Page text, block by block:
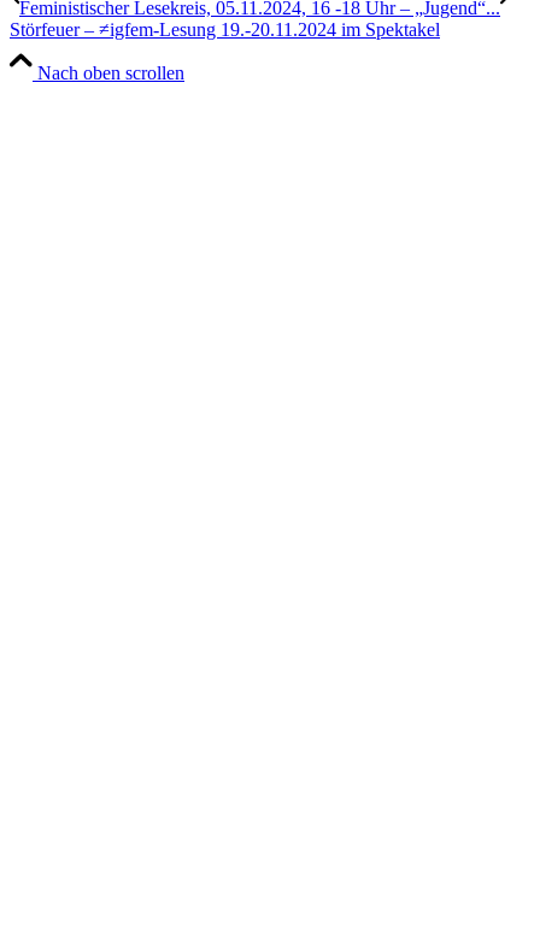
Feministischer Lesekreis, 05.11.2024, 16 -18 Uhr – „Jugend“...
Störfeuer – ≠igfem-Lesung 19.-20.11.2024 im Spektakel
Nach oben scrollen